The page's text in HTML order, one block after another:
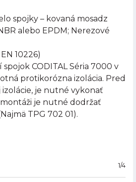
spojky – kovaná mosadz
alebo EPDM; Nerezové
10226)
spojok CODITAL Séria 7000 v
protikorózna izolácia. Pred
je nutné vykonať
je nutné dodržať
TPG 702 01).
1/4